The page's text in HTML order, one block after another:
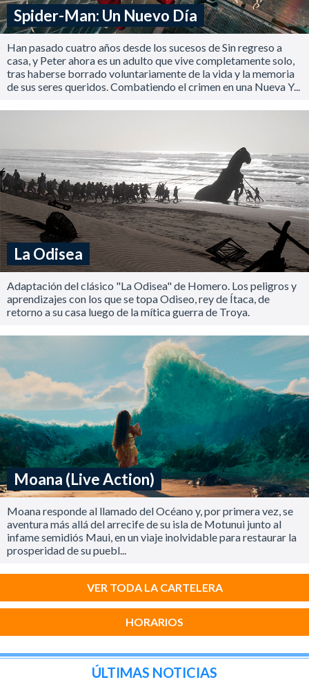
Spider-Man: Un Nuevo Día
Han pasado cuatro años desde los sucesos de Sin regreso a
casa, y Peter ahora es un adulto que vive completamente solo,
tras haberse borrado voluntariamente de la vida y la memoria
de sus seres queridos. Combatiendo el crimen en una Nueva Y...
La Odisea
Adaptación del clásico "La Odisea" de Homero. Los peligros y
aprendizajes con los que se topa Odiseo, rey de Ítaca, de
retorno a su casa luego de la mítica guerra de Troya.
Moana (Live Action)
Moana responde al llamado del Océano y, por primera vez, se
aventura más allá del arrecife de su isla de Motunui junto al
infame semidiós Maui, en un viaje inolvidable para restaurar la
prosperidad de su puebl...
VER TODA LA CARTELERA
HORARIOS
ÚLTIMAS NOTICIAS